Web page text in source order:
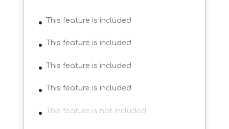
This feature is included
This feature is included
This feature is included
This feature is included
This feature is not included